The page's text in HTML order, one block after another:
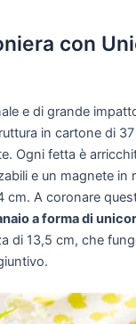
con
e di grande
in cartone di
Ogni fetta è
e un magnete in
cm. A coronare
a forma di
di 13,5 cm, che